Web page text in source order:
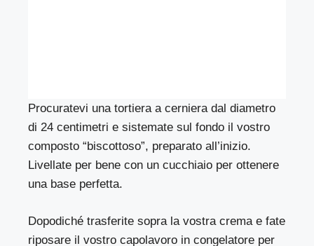
Procuratevi una tortiera a cerniera dal diametro
di 24 centimetri e sistemate sul fondo il vostro
composto “biscottoso”, preparato all’inizio.
Livellate per bene con un cucchiaio per ottenere
una base perfetta.
Dopodiché trasferite sopra la vostra crema e fate
riposare il vostro capolavoro in congelatore per